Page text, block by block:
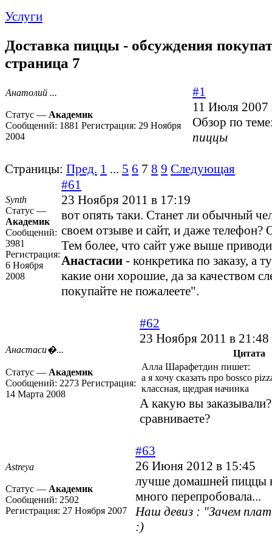
Услуги
Доставка пиццы - обсуждения
страница 7
Анатолий ...
Статус — Академик
Сообщений: 1881 Регистрация: 29 Ноября
2004
#1
11 Июля 2007
Обзор по
пиццы
Страницы: Пред. 1 ... 5 6 7 8 9 Следующая
Synth
Статус —
Академик
Сообщений:
3981
Регистрация:
6 Ноября
2008
#61
23 Ноября 2011 в 17:19
вот опять таки. Станет ли обычный
своем отзыве и сайт, и даже телефон?
Тем более, что сайт уже выше
Анастасии - конкретика по заказу, а
какие они хорошие, да за качеством
покупайте не пожалеете".
Анастаси�...
Статус — Академик
Сообщений: 2273 Регистрация:
14 Марта 2008
#62
23 Ноября 2011 в 21:48
Цитата
Алла Шарафетдин пишет:
а я хочу сказать про bossco
классная, щедрая начинка
А какую вы
сравниваете?
Astreya
Статус — Академик
Сообщений: 2502
Регистрация: 27 Ноября 2007
#63
26 Июня 2012 в 15:45
лучше домашней пиццы
много перепробовала...
Наш девиз : "Зачем
:)